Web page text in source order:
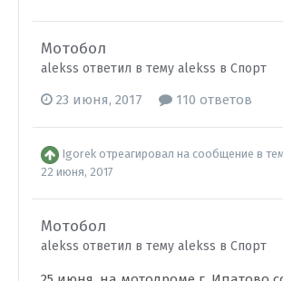
Мотобол
alekss ответил в тему alekss в Спорт
23 июня, 2017 110 ответов
Igorek отреагировал на сообщение в
22 июня, 2017
Мотобол
alekss ответил в тему alekss в Спорт